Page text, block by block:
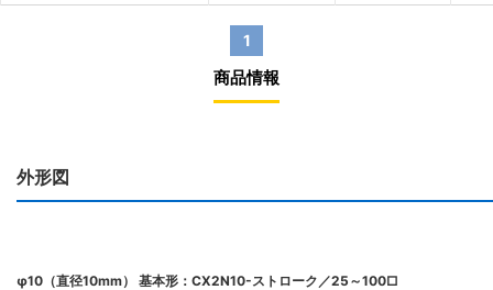
1
商品情報
外形図
φ10（直径10mm） 基本形：CX2N10-ストローク／25～100□